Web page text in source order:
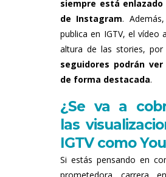
siempre está
de Instagram.
publica en IGTV, el vídeo
altura de las stories,
seguidores podrán ver
de forma destacada.
¿Se va a
las
IGTV como
Si estás pensando en
prometedora carrera